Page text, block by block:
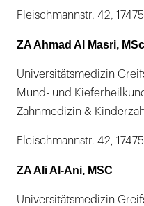
Fleischmannstr. 42,
ZA Ahmad Al Masri, MSc
Universitätsmedizin
Mund- und
Zahnmedizin &
Fleischmannstr. 42,
ZA Ali Al-Ani, MSC
Universitätsmedizin